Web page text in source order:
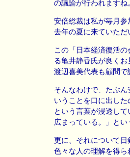
の議論が行われますね
安倍総裁は私が毎月
去年の夏に来ていた
この「日本経済復活
る亀井静香氏が良く
渡辺喜美代表も顧問で
そんなわけで、たぶ
いうことを口に出し
という言葉が浸透し
広まっている。」と
更に、それについて
色々な人の理解を得